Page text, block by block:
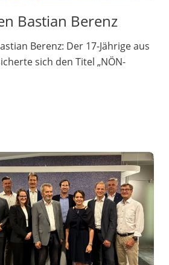
Bastian Berenz
Berenz: Der 17-Jährige aus
sich den Titel „NÖN-